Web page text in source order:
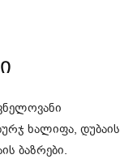
ხალიფა, დუბაის
ბაზრები.